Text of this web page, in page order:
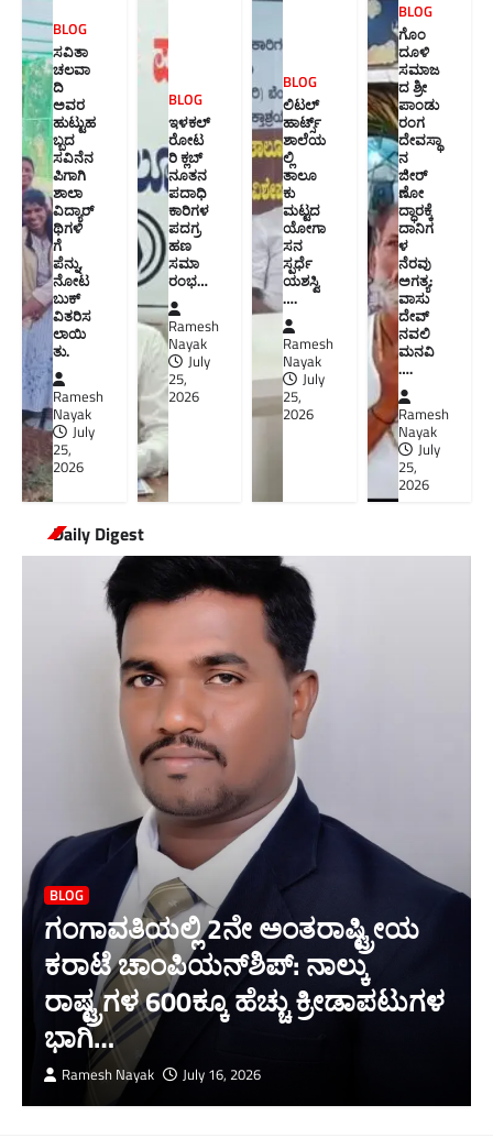
BLOG
ಸವಿತಾ
ಚಲವಾ
ದಿ
ಅವರ
ಹುಟ್ಟುಹ
ಬ್ಬದ
ಸವಿನೆನ
ಪಿಗಾಗಿ
ಶಾಲಾ
ವಿದ್ಯಾರ್
ಥಿಗಳಿ
ಗೆ
ಪೆನ್ನು,
ನೋಟ
ಬುಕ್
ವಿತರಿಸ
ಲಾಯಿ
ತು.
Ramesh
Nayak
July
25,
2026
BLOG
ಇಳಕಲ್
ರೋಟ
ರಿ ಕ್ಲಬ್
ನೂತನ‌
ಪದಾಧಿ
ಕಾರಿಗಳ
ಪದಗ್ರ
ಹಣ
ಸಮಾ
ರಂಭ…
Ramesh
Nayak
July
25,
2026
BLOG
ಲಿಟಲ್
ಹಾರ್ಟ್ಸ್
ಶಾಲೆಯ
ಲ್ಲಿ
ತಾಲೂ
ಕು
ಮಟ್ಟದ
ಯೋಗಾ
ಸನ
ಸ್ಪರ್ಧೆ
ಯಶಸ್ವಿ
….
Ramesh
Nayak
July
25,
2026
BLOG
ಗೊಂ
ದೂಳಿ
ಸಮಾಜ
ದ ಶ್ರೀ
ಪಾಂಡು
ರಂಗ
ದೇವಸ್ಥಾ
ನ
ಜೀರ್
ಣೋ
ದ್ಧಾರಕ್ಕೆ
ದಾನಿಗ
ಳ
ನೆರವು
ಅಗತ್ಯ:
ವಾಸು
ದೇವ್
ನವಲಿ
ಮನವಿ​
….
Ramesh
Nayak
July
25,
2026
Daily Digest
BLOG
ಗಂಗಾವತಿಯಲ್ಲಿ 2ನೇ ಅಂತರಾಷ್ಟ್ರೀಯ
ಕರಾಟೆ ಚಾಂಪಿಯನ್‌ಶಿಪ್: ನಾಲ್ಕು
ರಾಷ್ಟ್ರಗಳ 600ಕ್ಕೂ ಹೆಚ್ಚು ಕ್ರೀಡಾಪಟುಗಳ
ಭಾಗಿ…
Ramesh Nayak July 16, 2026